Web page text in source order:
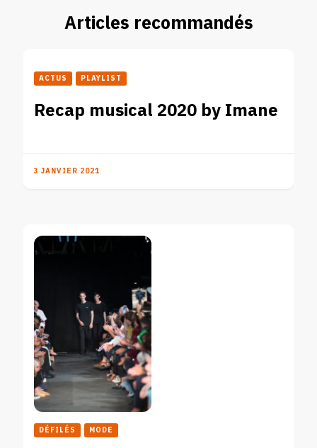
Articles recommandés
ACTUS PLAYLIST
Recap musical 2020 by Imane
3 JANVIER 2021
DÉFILÉS MODE